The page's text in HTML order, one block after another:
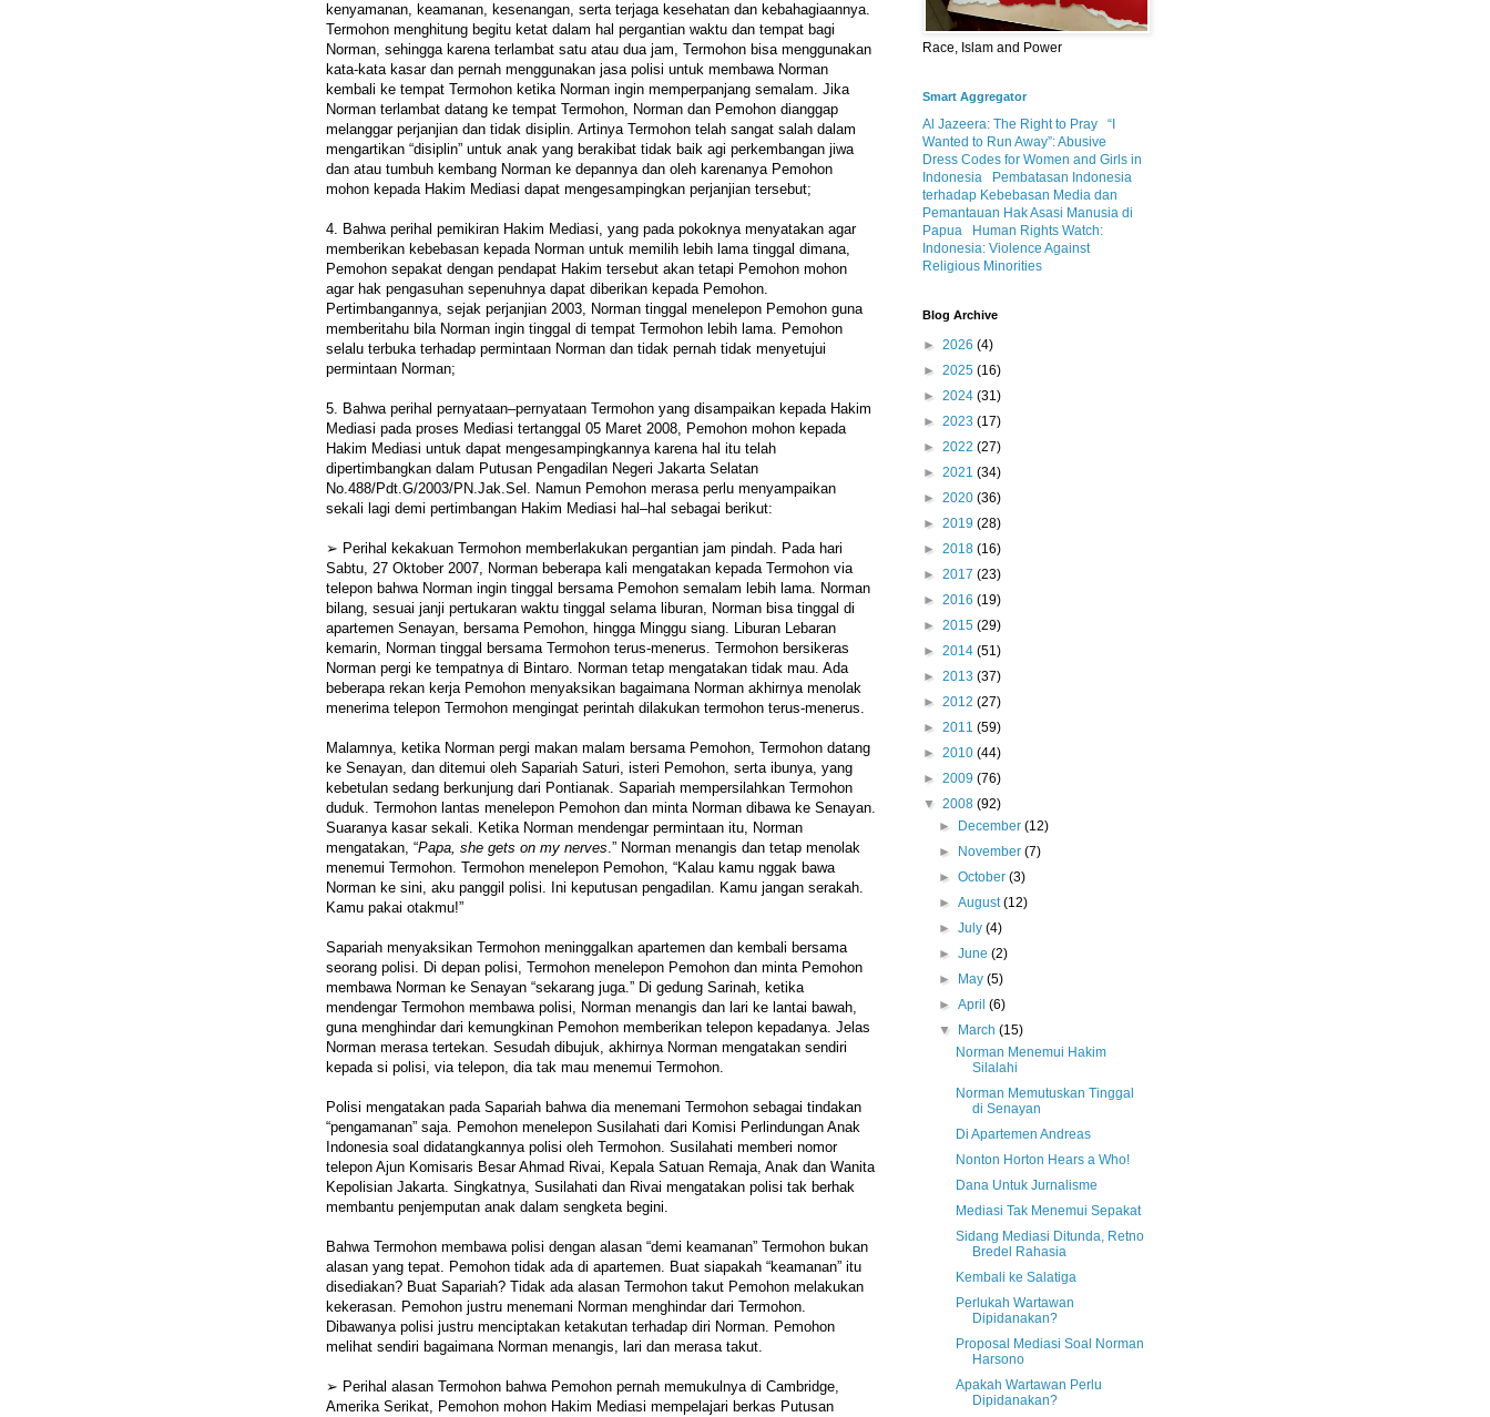
kenyamanan, keamanan, kesenangan, serta terjaga kesehatan dan kebahagiaannya.
Termohon menghitung begitu ketat dalam hal pergantian waktu dan tempat bagi
Norman, sehingga karena terlambat satu atau dua jam, Termohon bisa menggunakan
kata-kata kasar dan pernah menggunakan jasa polisi untuk membawa Norman
kembali ke tempat Termohon ketika Norman ingin memperpanjang semalam. Jika
Norman terlambat datang ke tempat Termohon, Norman dan Pemohon dianggap
melanggar perjanjian dan tidak disiplin. Artinya Termohon telah sangat salah dalam
mengartikan “disiplin” untuk anak yang berakibat tidak baik agi perkembangan jiwa
dan atau tumbuh kembang Norman ke depannya dan oleh karenanya Pemohon
mohon kepada Hakim Mediasi dapat mengesampingkan perjanjian tersebut;
4. Bahwa perihal pemikiran Hakim Mediasi, yang pada pokoknya menyatakan agar
memberikan kebebasan kepada Norman untuk memilih lebih lama tinggal dimana,
Pemohon sepakat dengan pendapat Hakim tersebut akan tetapi Pemohon mohon
agar hak pengasuhan sepenuhnya dapat diberikan kepada Pemohon.
Pertimbangannya, sejak perjanjian 2003, Norman tinggal menelepon Pemohon guna
memberitahu bila Norman ingin tinggal di tempat Termohon lebih lama. Pemohon
selalu terbuka terhadap permintaan Norman dan tidak pernah tidak menyetujui
permintaan Norman;
5. Bahwa perihal pernyataan–pernyataan Termohon yang disampaikan kepada Hakim
Mediasi pada proses Mediasi tertanggal 05 Maret 2008, Pemohon mohon kepada
Hakim Mediasi untuk dapat mengesampingkannya karena hal itu telah
dipertimbangkan dalam Putusan Pengadilan Negeri Jakarta Selatan
No.488/Pdt.G/2003/PN.Jak.Sel. Namun Pemohon merasa perlu menyampaikan
sekali lagi demi pertimbangan Hakim Mediasi hal–hal sebagai berikut:
➢ Perihal kekakuan Termohon memberlakukan pergantian jam pindah. Pada hari
Sabtu, 27 Oktober 2007, Norman beberapa kali mengatakan kepada Termohon via
telepon bahwa Norman ingin tinggal bersama Pemohon semalam lebih lama. Norman
bilang, sesuai janji pertukaran waktu tinggal selama liburan, Norman bisa tinggal di
apartemen Senayan, bersama Pemohon, hingga Minggu siang. Liburan Lebaran
kemarin, Norman tinggal bersama Termohon terus-menerus. Termohon bersikeras
Norman pergi ke tempatnya di Bintaro. Norman tetap mengatakan tidak mau. Ada
beberapa rekan kerja Pemohon menyaksikan bagaimana Norman akhirnya menolak
menerima telepon Termohon mengingat perintah dilakukan termohon terus-menerus.
Malamnya, ketika Norman pergi makan malam bersama Pemohon, Termohon datang
ke Senayan, dan ditemui oleh Sapariah Saturi, isteri Pemohon, serta ibunya, yang
kebetulan sedang berkunjung dari Pontianak. Sapariah mempersilahkan Termohon
duduk. Termohon lantas menelepon Pemohon dan minta Norman dibawa ke Senayan.
Suaranya kasar sekali. Ketika Norman mendengar permintaan itu, Norman
mengatakan, “Papa, she gets on my nerves.” Norman menangis dan tetap menolak
menemui Termohon. Termohon menelepon Pemohon, “Kalau kamu nggak bawa
Norman ke sini, aku panggil polisi. Ini keputusan pengadilan. Kamu jangan serakah.
Kamu pakai otakmu!”
Sapariah menyaksikan Termohon meninggalkan apartemen dan kembali bersama
seorang polisi. Di depan polisi, Termohon menelepon Pemohon dan minta Pemohon
membawa Norman ke Senayan “sekarang juga.” Di gedung Sarinah, ketika
mendengar Termohon membawa polisi, Norman menangis dan lari ke lantai bawah,
guna menghindar dari kemungkinan Pemohon memberikan telepon kepadanya. Jelas
Norman merasa tertekan. Sesudah dibujuk, akhirnya Norman mengatakan sendiri
kepada si polisi, via telepon, dia tak mau menemui Termohon.
Polisi mengatakan pada Sapariah bahwa dia menemani Termohon sebagai tindakan
“pengamanan” saja. Pemohon menelepon Susilahati dari Komisi Perlindungan Anak
Indonesia soal didatangkannya polisi oleh Termohon. Susilahati memberi nomor
telepon Ajun Komisaris Besar Ahmad Rivai, Kepala Satuan Remaja, Anak dan Wanita
Kepolisian Jakarta. Singkatnya, Susilahati dan Rivai mengatakan polisi tak berhak
membantu penjemputan anak dalam sengketa begini.
Bahwa Termohon membawa polisi dengan alasan “demi keamanan” Termohon bukan
alasan yang tepat. Pemohon tidak ada di apartemen. Buat siapakah “keamanan” itu
disediakan? Buat Sapariah? Tidak ada alasan Termohon takut Pemohon melakukan
kekerasan. Pemohon justru menemani Norman menghindar dari Termohon.
Dibawanya polisi justru menciptakan ketakutan terhadap diri Norman. Pemohon
melihat sendiri bagaimana Norman menangis, lari dan merasa takut.
➢ Perihal alasan Termohon bahwa Pemohon pernah memukulnya di Cambridge,
Amerika Serikat, Pemohon mohon Hakim Mediasi mempelajari berkas Putusan
Race, Islam and Power
Smart Aggregator
Al Jazeera: The Right to Pray
“I
Wanted to Run Away”: Abusive
Dress Codes for Women and Girls in
Indonesia
Pembatasan Indonesia
terhadap Kebebasan Media dan
Pemantauan Hak Asasi Manusia di
Papua
Human Rights Watch:
Indonesia: Violence Against
Religious Minorities
Blog Archive
► 2026 (4)
► 2025 (16)
► 2024 (31)
► 2023 (17)
► 2022 (27)
► 2021 (34)
► 2020 (36)
► 2019 (28)
► 2018 (16)
► 2017 (23)
► 2016 (19)
► 2015 (29)
► 2014 (51)
► 2013 (37)
► 2012 (27)
► 2011 (59)
► 2010 (44)
► 2009 (76)
▼ 2008 (92)
►
December(12)
►
November(7)
►October(3)
►August(12)
►July(4)
►June(2)
►
May(5)
►April(6)
▼
March(15)
Norman Menemui Hakim
Silalahi
Norman Memutuskan Tinggal
di Senayan
Di Apartemen Andreas
Nonton Horton Hears a Who!
Dana Untuk Jurnalisme
Mediasi Tak Menemui Sepakat
Sidang Mediasi Ditunda, Retno
Bredel Rahasia
Kembali ke Salatiga
Perlukah Wartawan
Dipidanakan?
Proposal Mediasi Soal Norman
Harsono
Apakah Wartawan Perlu
Dipidanakan?